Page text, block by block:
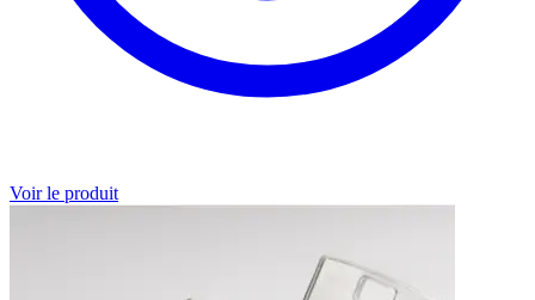
Voir le produit